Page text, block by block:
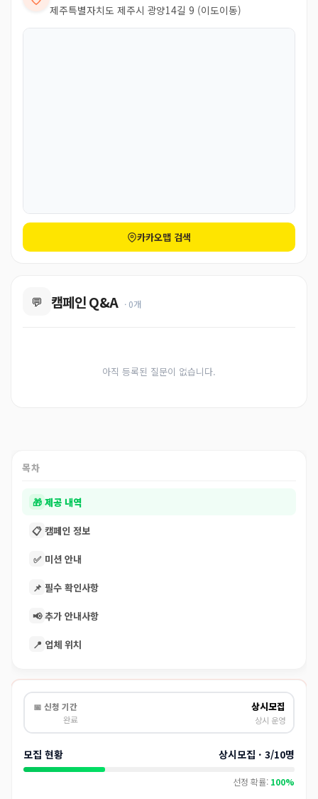
제주특별자치도 제주시 광양14길 9 (이도이동)
카카오맵 검색
💬 캠페인 Q&A · 0개
아직 등록된 질문이 없습니다.
목차
🎁 제공 내역
📋 캠페인 정보
✅ 미션 안내
📌 필수 확인사항
📢 추가 안내사항
📍 업체 위치
📅 신청 기간
완료
상시모집
상시 운영
모집 현황 상시모집 · 3/10명
선정 확률: 100%